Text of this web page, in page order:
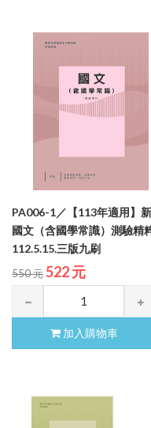
PA006-1／【113年適用】
國文（含國學常識）測驗精
112.5.15.三版九刷
550 元522 元
加入購物車